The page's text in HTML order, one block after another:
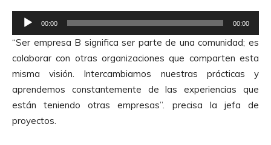
A
d
i
o
e
p
r
o
d
u
c
00:00 00:00
“Ser empresa B significa ser parte de una comunidad; es
colaborar con otras organizaciones que comparten esta
misma visión. Intercambiamos nuestras prácticas y
aprendemos constantemente de las experiencias que
están teniendo otras empresas”. precisa la jefa de
proyectos.